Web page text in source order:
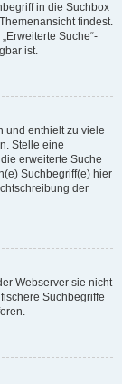
in die Suchbox
findest.
Suche“-
ist.
und enthielt zu viele
Stelle eine
erweiterte Suche
Suchbegriff(e) hier
der
Webserver sie nicht
Suchbegriffe